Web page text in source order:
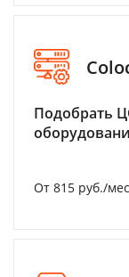
Подобрать
От 815 руб./